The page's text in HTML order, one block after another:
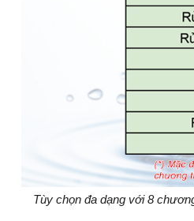
Tùy chọn đa dạng với 8